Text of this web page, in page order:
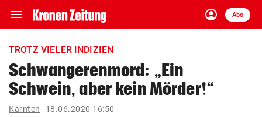
menu Navigation
ein-/ausklappen
account_circle
Anmelden
Abo
close Schließen
account_circle Anmelden
arrow_right
TROTZ VIELER INDIZIEN
Schwangerenmord: „Ein
Schwein, aber kein Mörder!“
Kärnten 18.06.2020 16:50